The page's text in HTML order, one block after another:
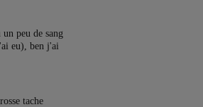
peu de sang
eu), ben j'ai
tache